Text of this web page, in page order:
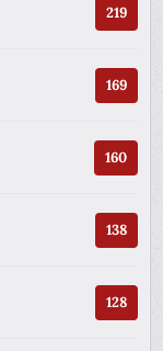
219
169
160
138
128